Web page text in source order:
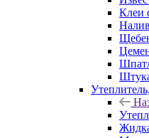
Клеи